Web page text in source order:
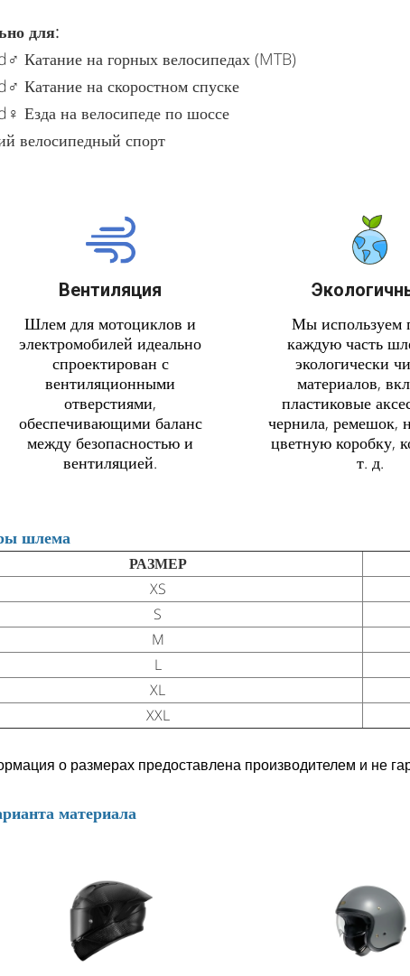
для:
Катание на горных велосипедах (MTB)
Катание на скоростном спуске
Езда на велосипеде по шоссе
велосипедный спорт
Вентиляция
Шлем для мотоциклов и
электромобилей идеально
спроектирован с
вентиляционными
отверстиями,
обеспечивающими баланс
между безопасностью и
вентиляцией.
Мы используем
каждую часть
экологически
материалов,
пластиковые
чернила, ремешок,
цветную коробку,
т. д.
шлема
РАЗМЕР
XS
S
M
L
XL
XXL
о размерах предоставлена производителем и не
материала